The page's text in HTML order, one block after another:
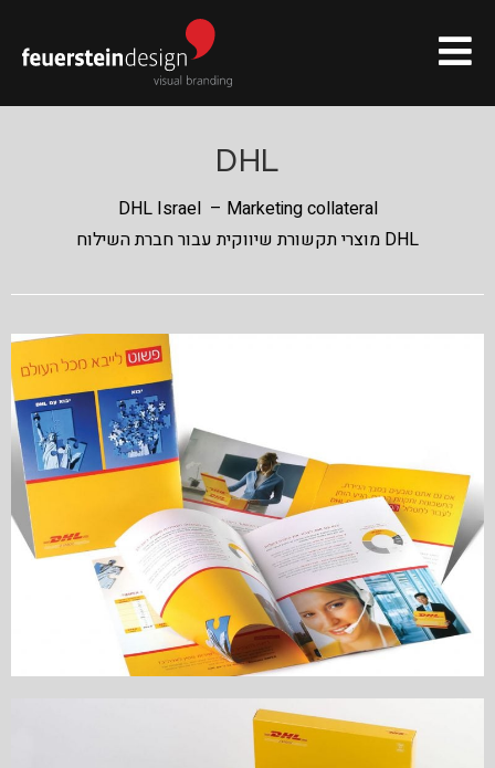
DHL
DHL Israel – Marketing collateral
מוצרי תקשורת שיווקית עבור חברת השילוח DHL